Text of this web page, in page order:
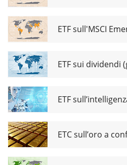
ETF sui dividendi
ETC sull’oro a